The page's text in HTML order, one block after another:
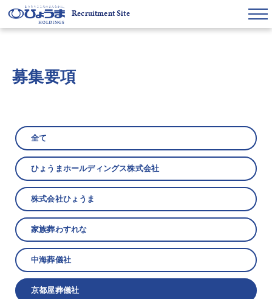
Recruitment Site
募集要項
全て
ひょうまホールディングス株式会社
株式会社ひょうま
家族葬わすれな
中海葬儀社
京都屋葬儀社